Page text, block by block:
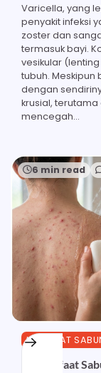
Varicella, yang
penyakit infeksi
zoster dan
termasuk bayi.
vesikular
tubuh.
dengan
krusial,
mencegah…
6 min read
MANFAAT
25 Manfaat